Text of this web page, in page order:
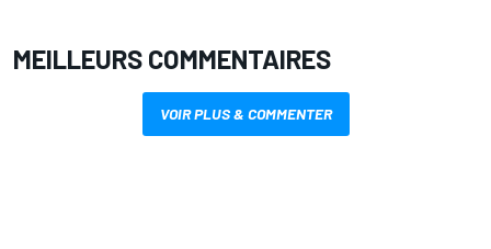
MEILLEURS COMMENTAIRES
VOIR PLUS & COMMENTER